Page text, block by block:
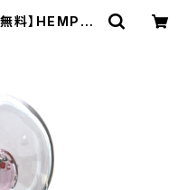
】HEMPER